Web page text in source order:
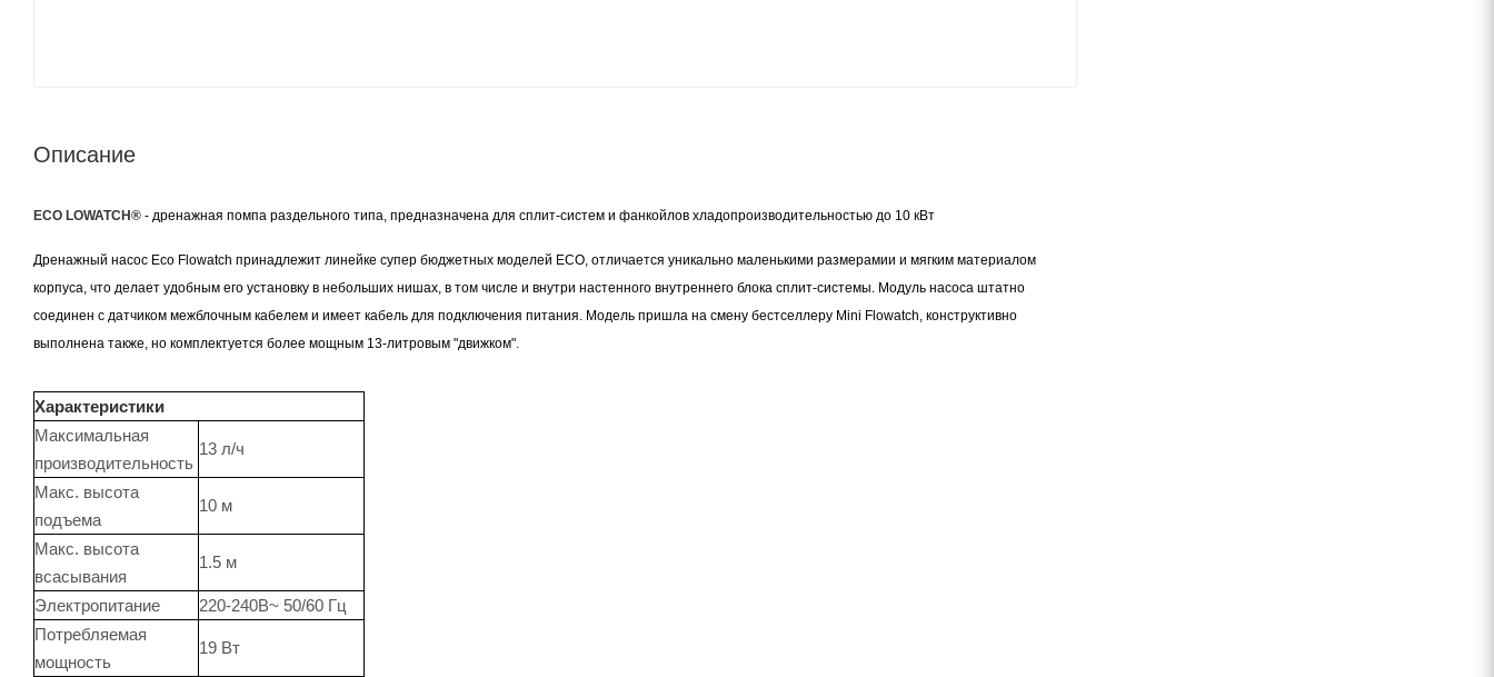
Описание
ECO LOWATCH® - дренажная помпа раздельного типа, предназначена для сплит-систем и фанкойлов хладопроизводительностью до 10 кВт
Дренажный насос Eco Flowatch принадлежит линейке супер бюджетных моделей ECO, отличается уникально маленькими размерамии и мягким материалом
корпуса, что делает удобным его установку в небольших нишах, в том числе и внутри настенного внутреннего блока сплит-системы. Модуль насоса штатно
соединен с датчиком межблочным кабелем и имеет кабель для подключения питания. Модель пришла на смену бестселлеру Mini Flowatch, конструктивно
выполнена также, но комплектуется более мощным 13-литровым "движком".
Характеристики
Максимальная
производительность
13 л/ч
Макс. высота
подъема
10 м
Макс. высота
всасывания
1.5 м
Электропитание
220-240В~ 50/60 Гц
Потребляемая
мощность
19 Вт